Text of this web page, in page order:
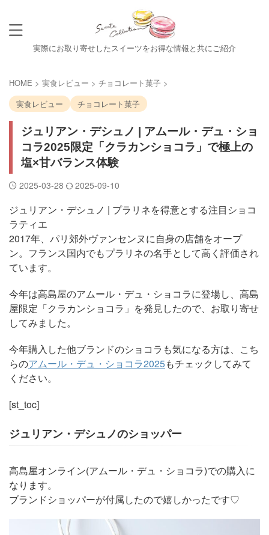
実際にお取り寄せしたスイーツをお得な情報と共にご紹介
HOME > 実食レビュー > チョコレート菓子 >
実食レビュー
チョコレート菓子
ジュリアン・デシュノ | アムール・デュ・ショ
コラ2025限定「クラカンショコラ」で極上の
塩×甘バランス体験
2025-03-28 2025-09-10
ジュリアン・デシュノ | プラリネを得意とする注目ショコ
ラティエ
2017年、パリ郊外ヴァンセンヌに自身の店舗をオープ
ン。フランス国内でもプラリネの名手として高く評価され
ています。
今年は高島屋のアムール・デュ・ショコラに登場し、高島
屋限定「クラカンショコラ」を発見したので、お取り寄せ
してみました。
今年購入した他ブランドのショコラも気になる方は、こち
らのアムール・デュ・ショコラ2025もチェックしてみて
ください。
[st_toc]
ジュリアン・デシュノのショッパー
高島屋オンライン(アムール・デュ・ショコラ)での購入に
なります。
ブランドショッパーが付属したので嬉しかったです♡